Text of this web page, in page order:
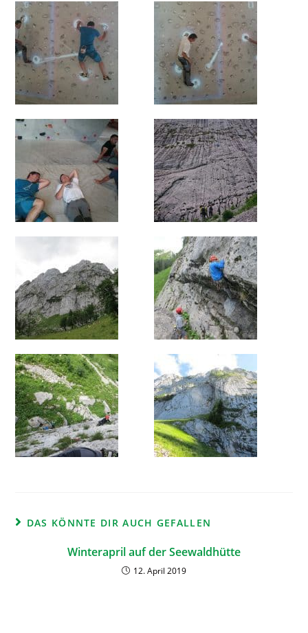
DAS KÖNNTE DIR AUCH GEFALLEN
Winterapril auf der Seewaldhütte
12. April 2019